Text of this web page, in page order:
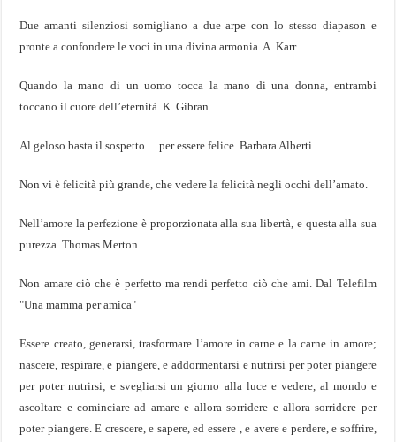
Due amanti silenziosi somigliano a due arpe con lo stesso diapason e
pronte a confondere le voci in una divina armonia. A. Karr
Quando la mano di un uomo tocca la mano di una donna, entrambi
toccano il cuore dell’eternità. K. Gibran
Al geloso basta il sospetto… per essere felice. Barbara Alberti
Non vi è felicità più grande, che vedere la felicità negli occhi dell’amato.
Nell’amore la perfezione è proporzionata alla sua libertà, e questa alla sua
purezza. Thomas Merton
Non amare ciò che è perfetto ma rendi perfetto ciò che ami. Dal Telefilm
"Una mamma per amica"
Essere creato, generarsi, trasformare l’amore in carne e la carne in amore;
nascere, respirare, e piangere, e addormentarsi e nutrirsi per poter piangere
per poter nutrirsi; e svegliarsi un giorno alla luce e vedere, al mondo e
ascoltare e cominciare ad amare e allora sorridere e allora sorridere per
poter piangere. E crescere, e sapere, ed essere , e avere e perdere, e soffrire,